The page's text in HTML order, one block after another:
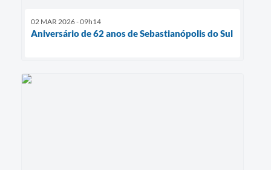
02 MAR 2026 - 09h14
Aniversário de 62 anos de Sebastianópolis do Sul